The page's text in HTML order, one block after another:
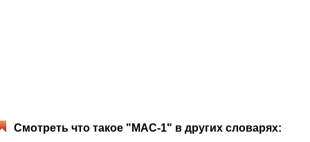
Смотреть что такое "МАС-1" в других словарях: